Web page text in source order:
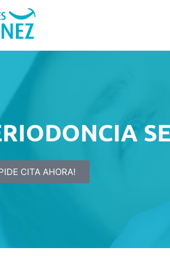
CITA AHORA!